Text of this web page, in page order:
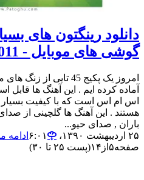
دانلود رینگتون های
گوشی های موبایل - Nature Ringtones 2011
امروز یک پکیج 45 تایی
آماده کرده ایم . این آهنگ ها قابل
هستند . این آهنگ ها گلچینی از
باران , صدای حیو...
۲۵ اردیبهشت ۱۳۹۰،‏ ۶:۰۱
ادامه
صفحه۵ از ۱۴(پست ۲۵ تا ۳۰)